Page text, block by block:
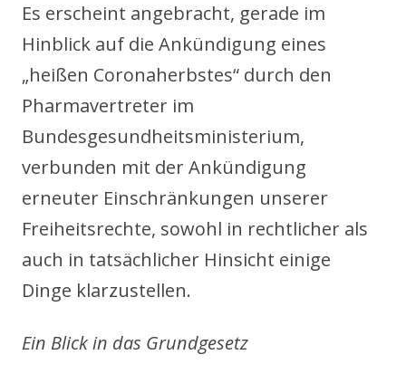
Es erscheint angebracht, gerade im
Hinblick auf die Ankündigung eines
„heißen Coronaherbstes“ durch den
Pharmavertreter im
Bundesgesundheitsministerium,
verbunden mit der Ankündigung
erneuter Einschränkungen unserer
Freiheitsrechte, sowohl in rechtlicher als
auch in tatsächlicher Hinsicht einige
Dinge klarzustellen.
Ein Blick in das Grundgesetz